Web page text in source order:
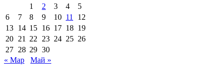
1
2 3 4
5
6
7 8 9 10 11
12
13 14 15 16 17 18 19
20 21 22 23 24 25 26
27 28 29 30
« Мар
Май »